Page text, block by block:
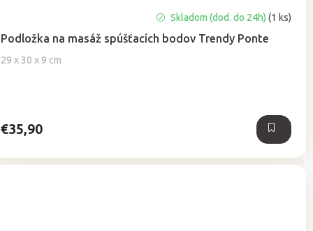
Podložka na masáž spúšťacích bodov Trendy Ponte
29 x 30 x 9 cm
hodnotenie
produktu
je
Skladom (dod. do 24h)(1 ks)
€35,90